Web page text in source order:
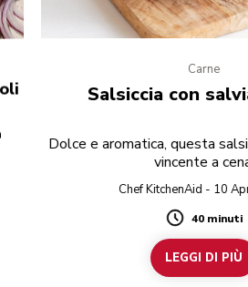
Carne
Salsiccia con
Dolce e aromatica, questa
vincente a
Chef KitchenAid - 10
Duration
40 minuti
LEGGI DI PIÙ